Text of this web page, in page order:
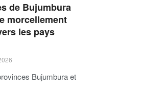
de Bujumbura
morcellement
les pays
Bujumbura et